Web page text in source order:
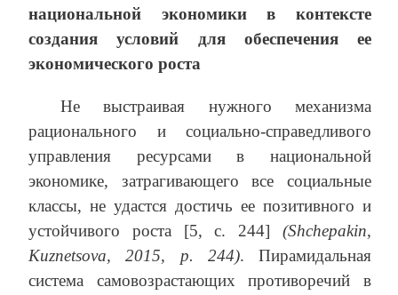
национальной экономики в контексте
создания условий для обеспечения ее
экономического роста
Не выстраивая нужного механизма
рационального и социально-справедливого
управления ресурсами в национальной
экономике, затрагивающего все социальные
классы, не удастся достичь ее позитивного и
устойчивого роста [5, с. 244] (Shchepakin,
Kuznetsova, 2015, р. 244). Пирамидальная
система самовозрастающих противоречий в